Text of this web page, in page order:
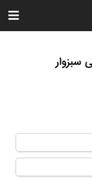
سبزوار